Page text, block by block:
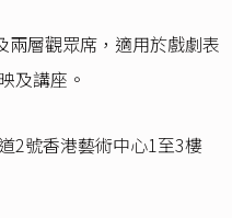
層觀眾席，適用於戲劇表
及講座。
2號香港藝術中心1至3樓